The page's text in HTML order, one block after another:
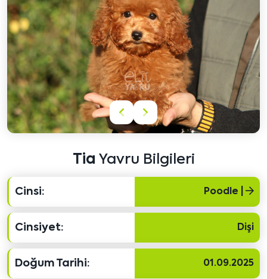
Önceki
içeriği
Sonraki
içeriği
Tia Yavru Bilgileri
Cinsi: Poodle |
Cinsiyet: Dişi
Doğum Tarihi: 01.09.2025